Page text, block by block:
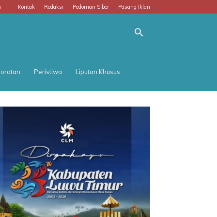
Kontak Redaksi Pedoman Siber Pasang Iklan
Peristiwa Liputan Khusus